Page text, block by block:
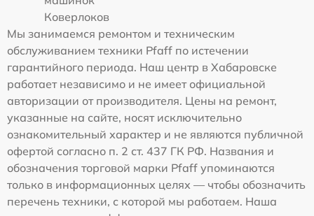
Коверлоков
Мы занимаемся ремонтом и техническим
обслуживанием техники Pfaff по истечении
гарантийного периода. Наш центр в Хабаровске
работает независимо и не имеет официальной
авторизации от производителя. Цены на ремонт,
указанные на сайте, носят исключительно
ознакомительный характер и не являются публичной
офертой согласно п. 2 ст. 437 ГК РФ. Названия и
обозначения торговой марки Pfaff упоминаются
только в информационных целях — чтобы обозначить
перечень техники, с которой мы работаем. Наша